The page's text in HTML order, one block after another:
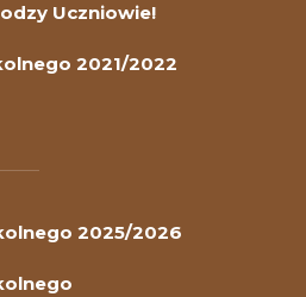
Uczniowie!
2021/2022
2025/2026